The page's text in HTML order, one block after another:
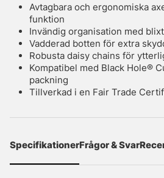
Avtagbara och ergonomiska
funktion
Invändig organisation med
Vadderad botten för extra
Robusta daisy chains för
Kompatibel med Black Hole®
packning
Tillverkad i en Fair Trade
SpecifikationerFrågor & Svar